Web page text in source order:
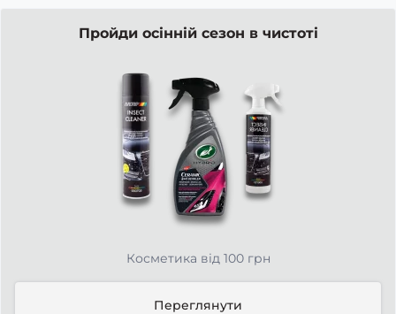
Пройди осінній сезон в чистоті
Косметика від 100 грн
Переглянути